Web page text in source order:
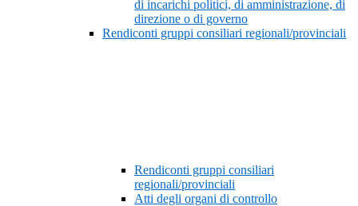
di incarichi politici, di amministrazione, di
direzione o di governo
Rendiconti gruppi consiliari regionali/provinciali
Rendiconti gruppi consiliari
regionali/provinciali
Atti degli organi di controllo